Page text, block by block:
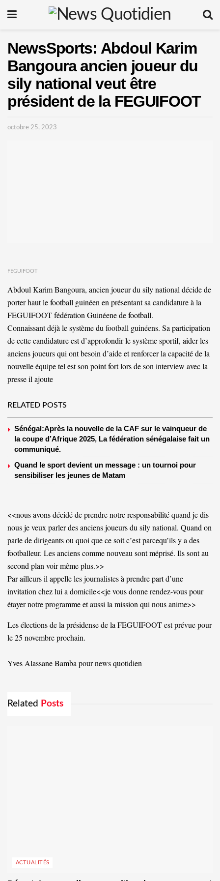
NewsSports: Abdoul Karim
Bangoura ancien joueur du
sily national veut être
président de la FEGUIFOOT
octobre 25, 2023
FEGUIFOOT
Abdoul Karim Bangoura, ancien joueur du sily national décide de
porter haut le football guinéen en présentant sa candidature à la
FEGUIFOOT fédération Guinéene de football.
Connaissant déjà le système du football guinéens. Sa participation
de cette candidature est d’approfondir le système sportif, aider les
anciens joueurs qui ont besoin d’aide et renforcer la capacité de la
nouvelle équipe tel est son point fort lors de son interview avec la
presse il ajoute
RELATED POSTS
Sénégal:Après la nouvelle de la CAF sur le vainqueur de
la coupe d’Afrique 2025, La fédération sénégalaise fait un
communiqué.
Quand le sport devient un message : un tournoi pour
sensibiliser les jeunes de Matam
<<nous avons décidé de prendre notre responsabilité quand je dis
nous je veux parler des anciens joueurs du sily national. Quand on
parle de dirigeants ou quoi que ce soit c’est parcequ’ils y a des
footballeur. Les anciens comme nouveau sont méprisé. Ils sont au
second plan voir même plus.>>
Par ailleurs il appelle les journalistes à prendre part d’une
invitation chez lui a domicile<<je vous donne rendez-vous pour
étayer notre programme et aussi la mission qui nous anime>>
Les élections de la présidense de la FEGUIFOOT est prévue pour
le 25 novembre prochain.
Yves Alassane Bamba pour news quotidien
Related Posts
ACTUALITÉS